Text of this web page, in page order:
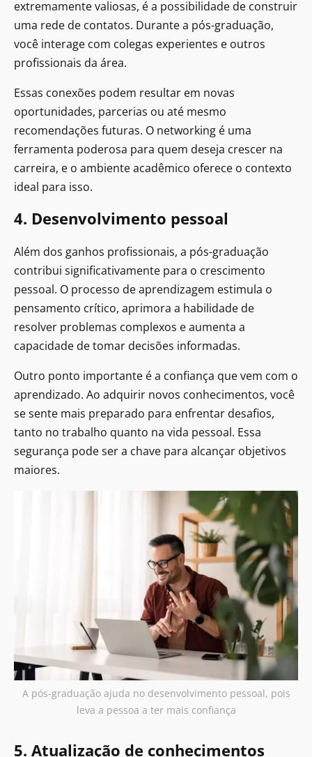
extremamente valiosas, é a possibilidade de construir
uma rede de contatos. Durante a pós-graduação,
você interage com colegas experientes e outros
profissionais da área.
Essas conexões podem resultar em novas
oportunidades, parcerias ou até mesmo
recomendações futuras. O networking é uma
ferramenta poderosa para quem deseja crescer na
carreira, e o ambiente acadêmico oferece o contexto
ideal para isso.
4. Desenvolvimento pessoal
Além dos ganhos profissionais, a pós-graduação
contribui significativamente para o crescimento
pessoal. O processo de aprendizagem estimula o
pensamento crítico, aprimora a habilidade de
resolver problemas complexos e aumenta a
capacidade de tomar decisões informadas.
Outro ponto importante é a confiança que vem com o
aprendizado. Ao adquirir novos conhecimentos, você
se sente mais preparado para enfrentar desafios,
tanto no trabalho quanto na vida pessoal. Essa
segurança pode ser a chave para alcançar objetivos
maiores.
A pós-graduação ajuda no desenvolvimento pessoal, pois
leva a pessoa a ter mais confiança
5. Atualização de conhecimentos